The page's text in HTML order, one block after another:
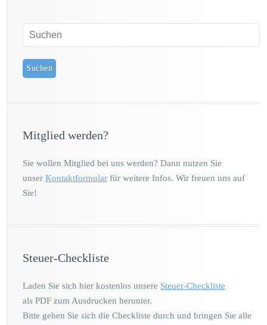
Mitglied werden?
Sie wollen Mitglied bei uns werden? Dann nutzen Sie
unser Kontaktformular für weitere Infos. Wir freuen uns auf
Sie!
Steuer-Checkliste
Laden Sie sich hier kostenlos unsere Steuer-Checkliste
als PDF zum Ausdrucken herunter.
Bitte gehen Sie sich die Checkliste durch und bringen Sie alle